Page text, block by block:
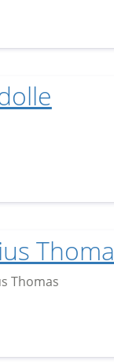
Albert Chabanon
Candolle
Thomas
Marius Thomas